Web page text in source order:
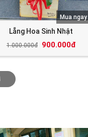
Lẵng Hoa Sinh Nhật
1.000.000đ 900.000đ
Mua ngay